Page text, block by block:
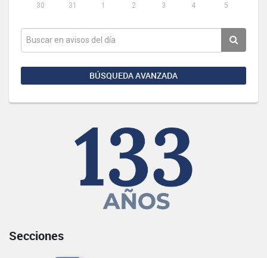
30
31 1 2 3 4 5
BÚSQUEDA AVANZADA
Secciones